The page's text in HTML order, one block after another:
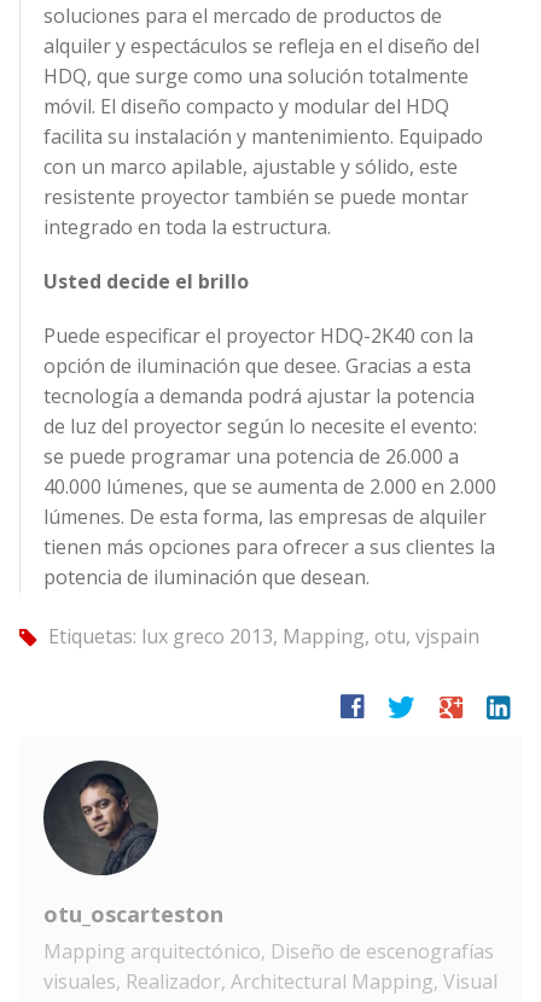
soluciones para el mercado de productos de
alquiler y espectáculos se refleja en el diseño del
HDQ, que surge como una solución totalmente
móvil. El diseño compacto y modular del HDQ
facilita su instalación y mantenimiento. Equipado
con un marco apilable, ajustable y sólido, este
resistente proyector también se puede montar
integrado en toda la estructura.
Usted decide el brillo
Puede especificar el proyector HDQ-2K40 con la
opción de iluminación que desee. Gracias a esta
tecnología a demanda podrá ajustar la potencia
de luz del proyector según lo necesite el evento:
se puede programar una potencia de 26.000 a
40.000 lúmenes, que se aumenta de 2.000 en 2.000
lúmenes. De esta forma, las empresas de alquiler
tienen más opciones para ofrecer a sus clientes la
potencia de iluminación que desean.
tag Etiquetas: lux greco 2013, Mapping, otu, vjspain
facebook twitter google linkedin
otu_oscarteston
Mapping arquitectónico, Diseño de escenografías
visuales, Realizador, Architectural Mapping, Visual